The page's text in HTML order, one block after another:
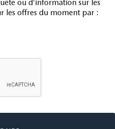
ou d’information sur les
les offres du moment par :